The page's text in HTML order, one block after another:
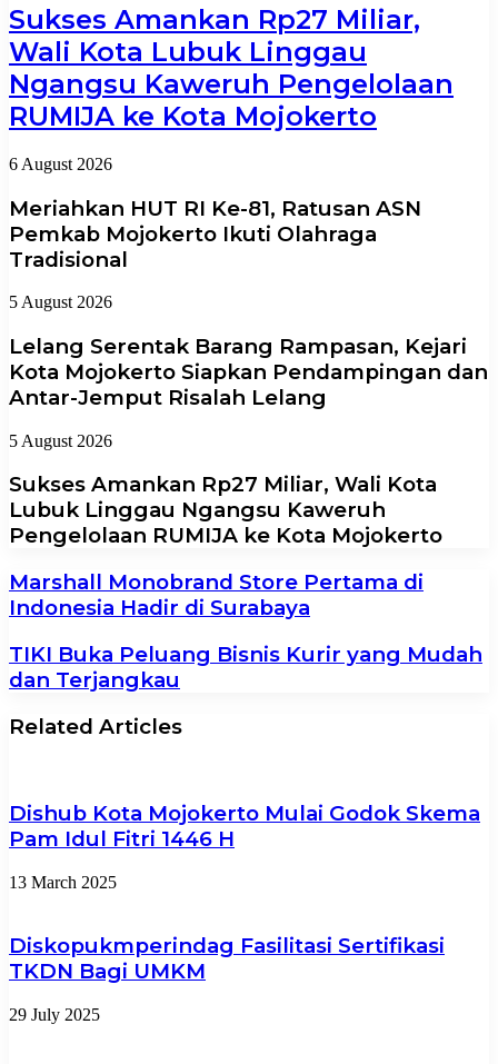
Sukses Amankan Rp27 Miliar,
Wali Kota Lubuk Linggau
Ngangsu Kaweruh Pengelolaan
RUMIJA ke Kota Mojokerto
6 August 2026
Meriahkan HUT RI Ke-81, Ratusan ASN
Pemkab Mojokerto Ikuti Olahraga
Tradisional
5 August 2026
Lelang Serentak Barang Rampasan, Kejari
Kota Mojokerto Siapkan Pendampingan dan
Antar-Jemput Risalah Lelang
5 August 2026
Sukses Amankan Rp27 Miliar, Wali Kota
Lubuk Linggau Ngangsu Kaweruh
Pengelolaan RUMIJA ke Kota Mojokerto
Marshall Monobrand Store Pertama di
Indonesia Hadir di Surabaya
TIKI Buka Peluang Bisnis Kurir yang Mudah
dan Terjangkau
Related Articles
Dishub Kota Mojokerto Mulai Godok Skema
Pam Idul Fitri 1446 H
13 March 2025
Diskopukmperindag Fasilitasi Sertifikasi
TKDN Bagi UMKM
29 July 2025